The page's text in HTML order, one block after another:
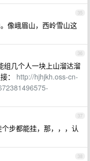
35
像峨眉山，西岭雪山这
36
组几个人一块上山溜达溜
： http://hjhjkh.oss-cn-
37
步都能挂，那，，，认
38